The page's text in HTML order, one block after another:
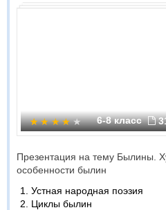
6-8 класс
Презентация на тему Былины.
особенности былин
Устная народная поэзия
Циклы былин